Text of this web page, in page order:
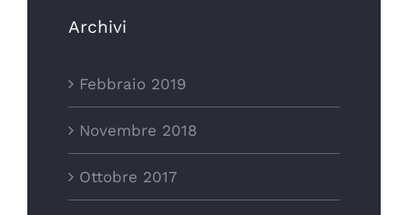
Archivi
Febbraio 2019
Novembre 2018
Ottobre 2017